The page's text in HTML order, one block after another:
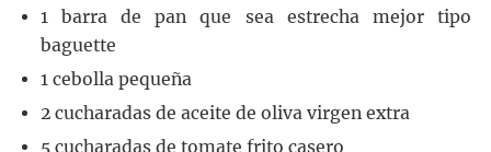
1 barra de pan que sea estrecha
mejor tipo
baguette
1 cebolla pequeña
2 cucharadas de aceite de oliva virgen extra
5 cucharadas de tomate frito casero